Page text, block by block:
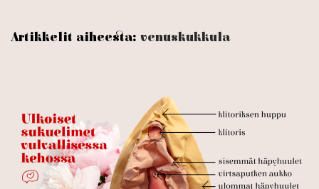
Artikkelit aiheesta: venuskukkula